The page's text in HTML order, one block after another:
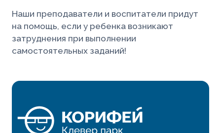
Наши преподаватели и воспитатели придут
на помощь, если у ребенка возникают
затруднения при выполнении
самостоятельных заданий!